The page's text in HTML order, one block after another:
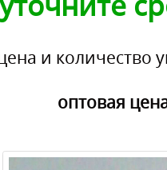
и количество
оптовая